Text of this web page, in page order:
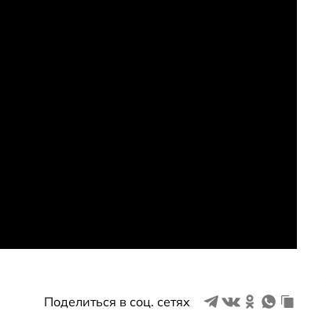
Поделиться в соц. сетях